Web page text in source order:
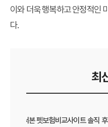
이와 더욱 행복하고 안정적인
다.
최
직접 써본 펫보험비교사이트 솔직